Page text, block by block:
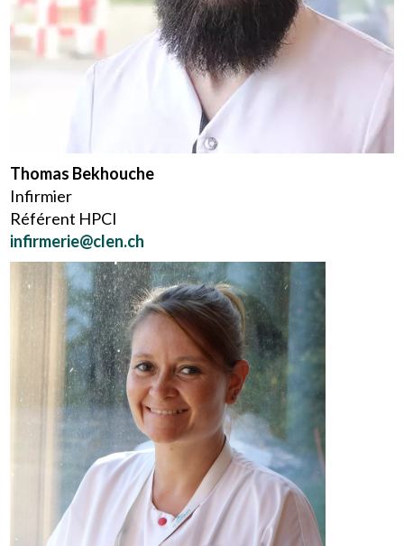
Thomas Bekhouche
Infirmier
Référent HPCI
infirmerie@clen.ch